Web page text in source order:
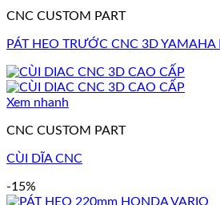
CNC CUSTOM PART
PÁT HEO TRƯỚC CNC 3D YAMAHA
Xem nhanh
CNC CUSTOM PART
CÙI DĨA CNC
-15%